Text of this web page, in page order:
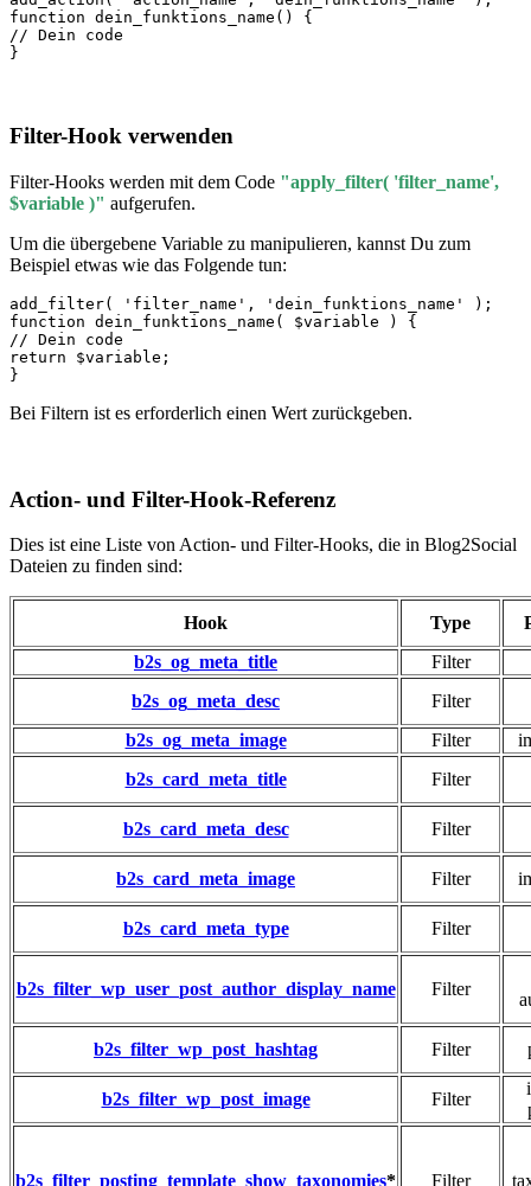
function dein_funktions_name() {
// Dein code
}
Filter-Hook verwenden
Filter-Hooks werden mit dem Code "apply_filter( 'filter_name',
$variable )" aufgerufen.
Um die übergebene Variable zu manipulieren, kannst Du zum
Beispiel etwas wie das Folgende tun:
add_filter( 'filter_name', 'dein_funktions_name' );
function dein_funktions_name( $variable ) {
// Dein code
return $variable;
Bei Filtern ist es erforderlich einen Wert zurückgeben.
Action- und Filter-Hook-Referenz
Dies ist eine Liste von Action- und Filter-Hooks, die in Blog2Social
Dateien zu finden sind:
Hook Type
b2s_og_meta_title
Filter
b2s_og_meta_desc
Filter
b2s_og_meta_image
Filter
b2s_card_meta_title
Filter
b2s_card_meta_desc Filter
b2s_card_meta_image Filter
b2s_card_meta_type Filter
b2s_filter_wp_user_post_author_display_name Filter
b2s_filter_wp_post_ hashtag Filter
b2s_filter_wp_post_image Filter
b2s_filter_posting_template_show_taxonomies* Filter